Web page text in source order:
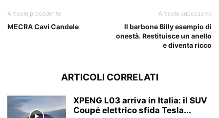
Articolo precedente
MECRA Cavi Candele
Articolo successivo
Il barbone Billy esempio di
onestà. Restituisce un anello
e diventa ricco
ARTICOLI CORRELATI
XPENG L03 arriva in Italia: il SUV
Coupé elettrico sfida Tesla...